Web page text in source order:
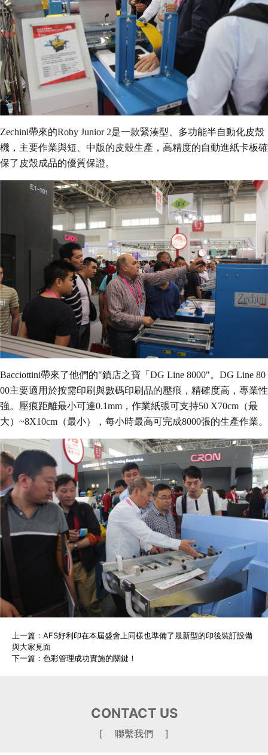
Zechini帶來的Roby Junior 2是一款緊湊型、多功能半自動化皮殼
機，主要作業與短、中版的皮殼生產，高精度的自動進紙卡板確
保了皮殼成品的優質保證。
Bacciottini帶來了他們的"鎮店之寶「DG Line 8000"。DG Line 80
00主要適用於按需印刷與數碼印刷品的壓痕，精確度高，專業性
強。壓痕距離最小可達0.1mm，作業紙張可支持50 X70cm（最
大）~8X10cm（最小），每小時最高可完成8000張的生產作業。
上一篇： AFS好利印在本屆盛會上同樣也準備了最新型的印後裝訂設備
與大家見面
下一篇： 色彩管理成功實施的關鍵！
CONTACT US
[ 聯繫我們 ]